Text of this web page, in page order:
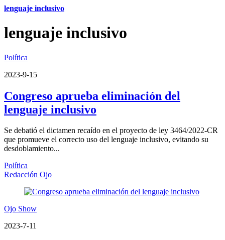
lenguaje inclusivo
lenguaje inclusivo
Política
2023-9-15
Congreso aprueba eliminación del
lenguaje inclusivo
Se debatió el dictamen recaído en el proyecto de ley 3464/2022-CR
que promueve el correcto uso del lenguaje inclusivo, evitando su
desdoblamiento...
Política
Redacción Ojo
Ojo Show
2023-7-11